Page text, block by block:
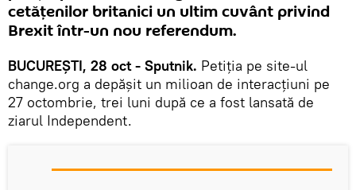
cetățenilor britanici un ultim cuvânt privind
Brexit într-un nou referendum.
BUCUREŞTI, 28 oct - Sputnik. Petiția pe site-ul
change.org a depăşit un milioan de interacţiuni pe
27 octombrie, trei luni după ce a fost lansată de
ziarul Independent.